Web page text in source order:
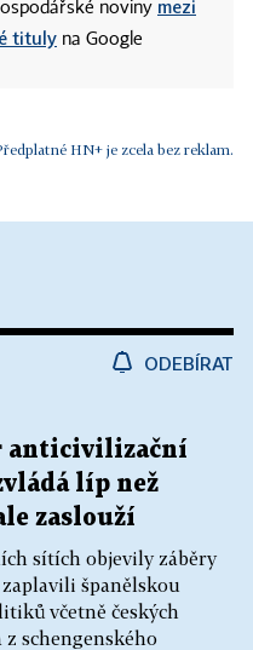
noviny mezi
tituly na Google
HN+ je zcela bez reklam.
ODEBÍRAT
anticivilizační
líp než
zaslouží
sítích objevily záběry
španělskou
včetně českých
schengenského